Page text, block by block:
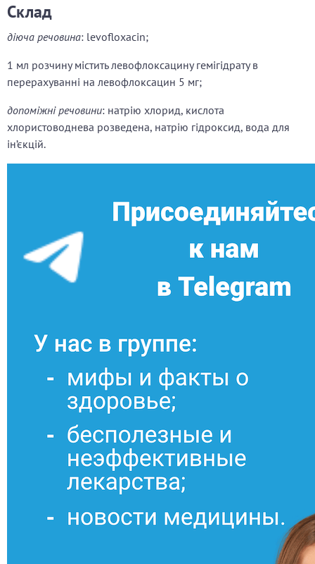
Склад
діюча речовина: levofloxacin;
1 мл розчину містить левофлоксацину гемігідрату в
перерахуванні на левофлоксацин 5 мг;
допоміжні речовини: натрію хлорид, кислота
хлористоводнева розведена, натрію гідроксид, вода для
ін’єкцій.